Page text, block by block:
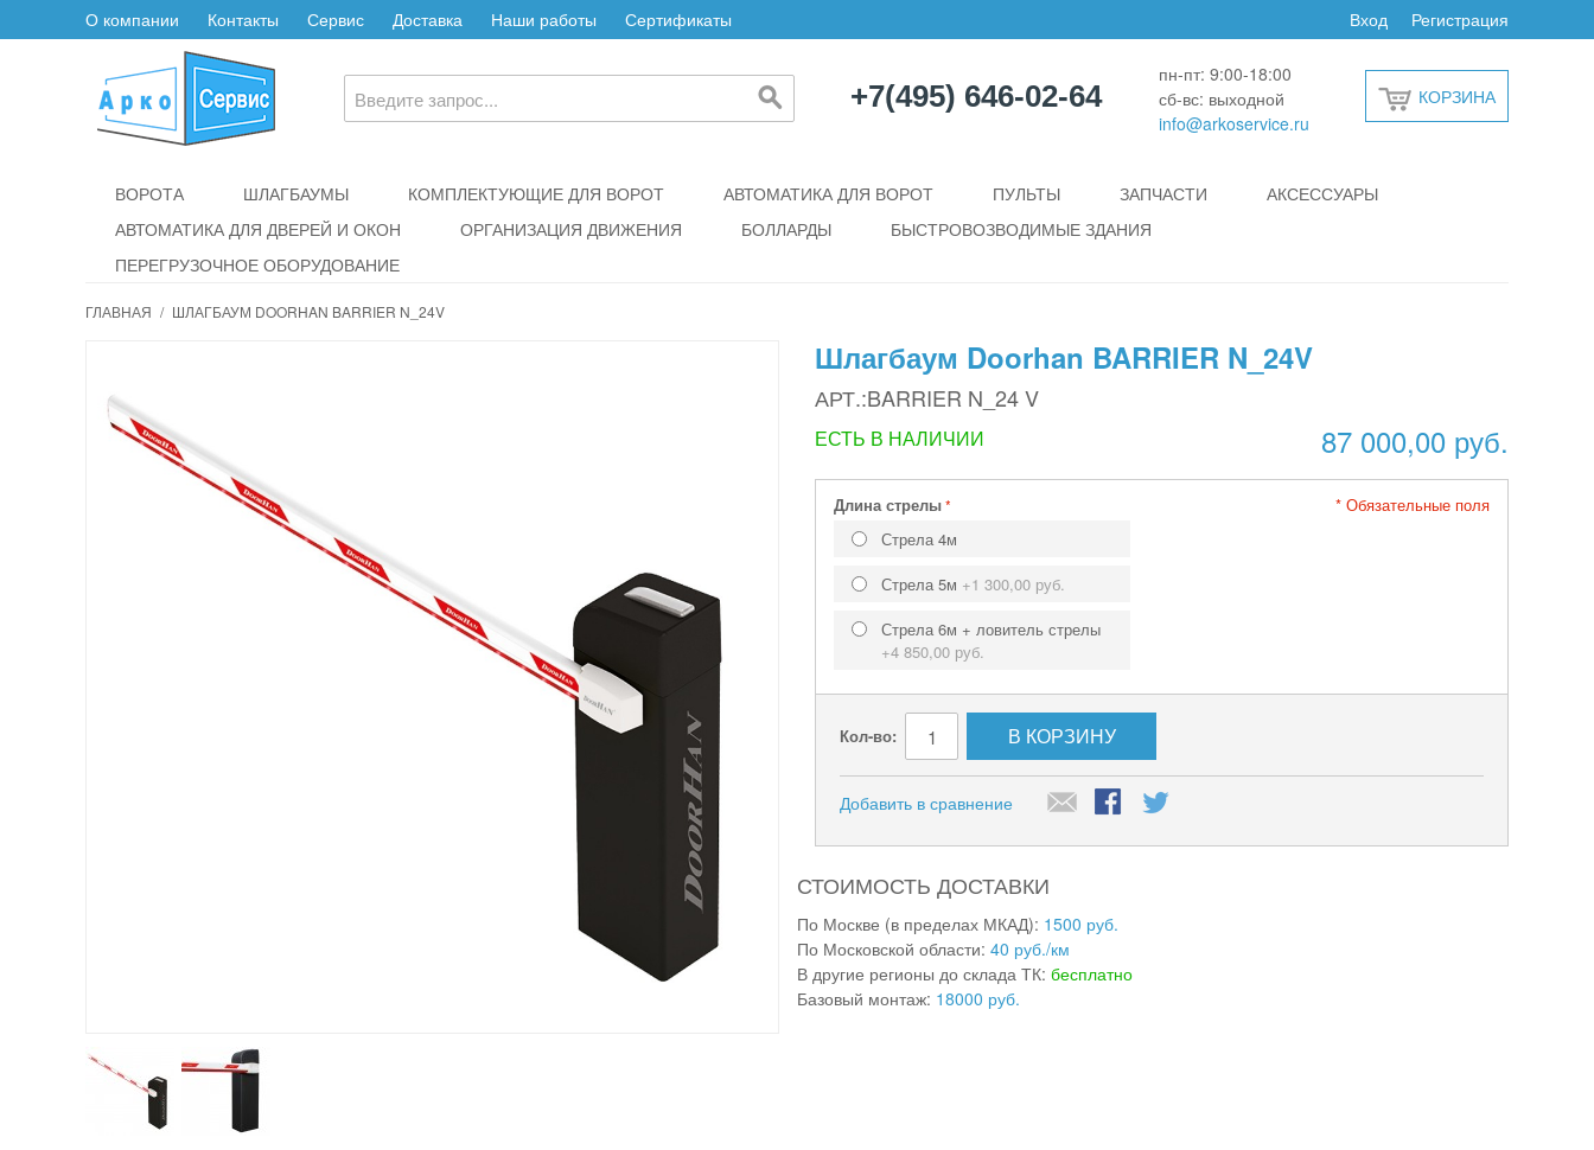
О компании Контакты Сервис Доставка Наши работы Сертификаты Регистрация
Вход
+7(495) 646-02-64
пн-пт: 9:00-18:00
сб-вс: выходной
info@arkoservice.ru
КОРЗИНА
ВОРОТА ШЛАГБАУМЫ КОМПЛЕКТУЮЩИЕ ДЛЯ ВОРОТ АВТОМАТИКА ДЛЯ ВОРОТ ПУЛЬТЫ ЗАПЧАСТИ
АКСЕССУАРЫ
АВТОМАТИКА ДЛЯ ДВЕРЕЙ И ОКОН
ОРГАНИЗАЦИЯ ДВИЖЕНИЯ БОЛЛАРДЫ
БЫСТРОВОЗВОДИМЫЕ ЗДАНИЯ
ПЕРЕГРУЗОЧНОЕ ОБОРУДОВАНИЕ
ГЛАВНАЯ / ШЛАГБАУМ DOORHAN BARRIER N_24V
Шлагбаум Doorhan BARRIER N_24V
АРТ.:BARRIER N_24 V
87 000,00 руб.
ЕСТЬ В НАЛИЧИИ
Длина стрелы
Стрела 4м
Стрела 5м +1 300,00 руб.
Стрела 6м + ловитель стрелы
+4 850,00 руб.
* Обязательные поля
Кол-во: В КОРЗИНУ
Добавить в сравнение
СТОИМОСТЬ ДОСТАВКИ
По Москве (в пределах МКАД): 1500 руб.
По Московской области: 40 руб./км
В другие регионы до склада ТК: бесплатно
Базовый монтаж: 18000 руб.